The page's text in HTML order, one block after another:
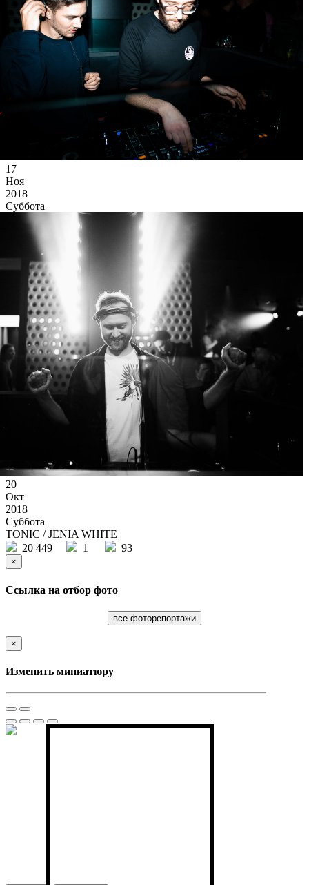
17
Ноя
2018
Суббота
COEO/ GERMANY
31 571
3 105
Ссылка на отбор фото
20
Окт
2018
Суббота
TONIC / JENIA WHITE
20 449
1 93
×
Ссылка на отбор фото
все фоторепортажи
×
Изменить миниатюру